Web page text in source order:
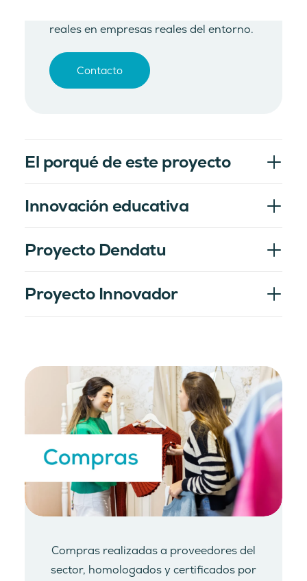
reales en empresas reales del entorno.
Contacto
El porqué de este proyecto
Innovación educativa
Proyecto Dendatu
Proyecto Innovador
Compras realizadas a proveedores del
sector, homologados y certificados por